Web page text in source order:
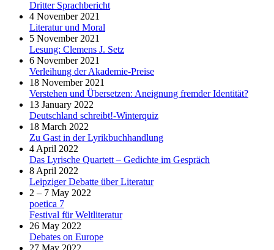
Dritter Sprachbericht
4 November 2021
Literatur und Moral
5 November 2021
Lesung: Clemens J. Setz
6 November 2021
Verleihung der Akademie-Preise
18 November 2021
Verstehen und Übersetzen: Aneignung fremder Identität?
13 January 2022
Deutschland schreibt!-Winterquiz
18 March 2022
Zu Gast in der Lyrikbuchhandlung
4 April 2022
Das Lyrische Quartett – Gedichte im Gespräch
8 April 2022
Leipziger Debatte über Literatur
2 – 7 May 2022
poetica 7
Festival für Weltliteratur
26 May 2022
Debates on Europe
27 May 2022